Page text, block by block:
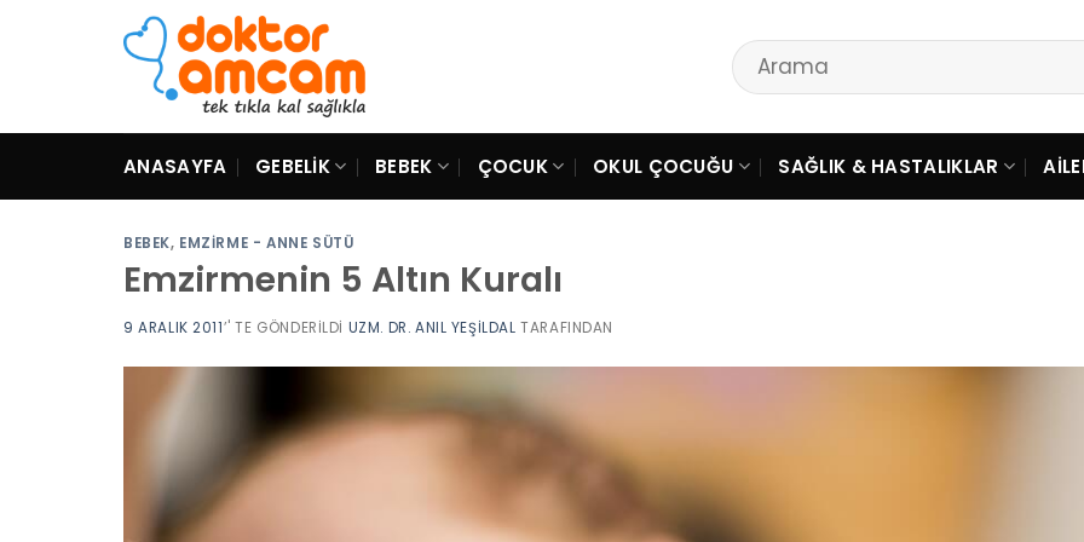
ANASAYFA GEBELIK BEBEK ÇOCUK OKUL ÇOCUĞU SAĞLIK & HASTALIKLAR
BEBEK, EMZIRME - ANNE SÜTÜ
Emzirmenin 5 Altın Kuralı
9 ARALIK 2011’' TE GÖNDERILDI UZM. DR. ANIL YEŞILDAL TARAFINDAN